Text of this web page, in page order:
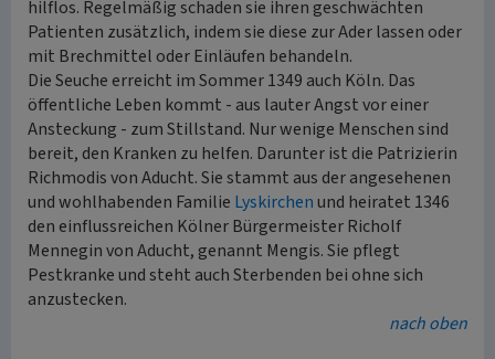
hilflos. Regelmäßig schaden sie ihren geschwächten
Patienten zusätzlich, indem sie diese zur Ader lassen oder
mit Brechmittel oder Einläufen behandeln.
Die Seuche erreicht im Sommer 1349 auch Köln. Das
öffentliche Leben kommt - aus lauter Angst vor einer
Ansteckung - zum Stillstand. Nur wenige Menschen sind
bereit, den Kranken zu helfen. Darunter ist die Patrizierin
Richmodis von Aducht. Sie stammt aus der angesehenen
und wohlhabenden Familie Lyskirchenund heiratet 1346
den einflussreichen Kölner Bürgermeister Richolf
Mennegin von Aducht, genannt Mengis. Sie pflegt
Pestkranke und steht auch Sterbenden bei ohne sich
anzustecken.
nach oben